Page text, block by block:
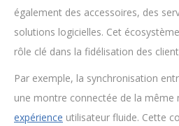
également des accessoires, des
solutions logicielles. Cet
rôle clé dans la fidélisation des
Par exemple, la synchronisation
une montre connectée de la même
expérience utilisateur fluide. Cette